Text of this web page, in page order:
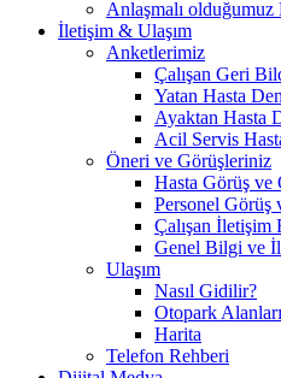
Anlaşmalı
İletişim & Ulaşım
Anketlerimiz
Çalışan Geri
Yatan Hasta
Ayaktan Hasta
Acil Servis
Öneri ve Görüşleriniz
Hasta Görüş ve
Personel Görüş
Çalışan İletişim
Genel Bilgi ve
Ulaşım
Nasıl Gidilir?
Otopark Alanları
Harita
Telefon Rehberi